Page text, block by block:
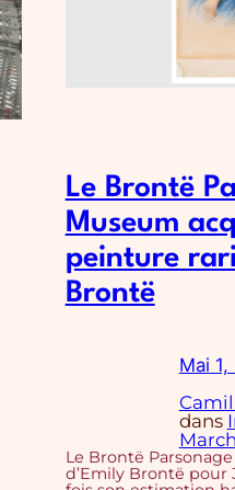
Le Brontë
Museum
peinture
Brontë
Mai 1,
dans
Le Brontë
d’Emily Brontë pour